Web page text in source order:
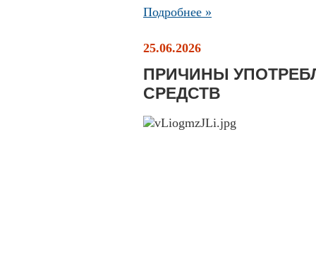
Подробнее »
25.06.2026
ПРИЧИНЫ
СРЕДСТВ